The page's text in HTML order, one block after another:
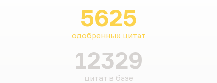
5625
одобренных цитат
12329
цитат в базе